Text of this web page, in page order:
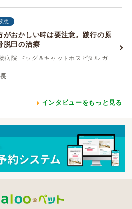
患
がおかしい時は要注意。跛行の原
脱臼の治療
病院 ドッグ＆キャットホスピタル ガ
インタビューをもっと見る